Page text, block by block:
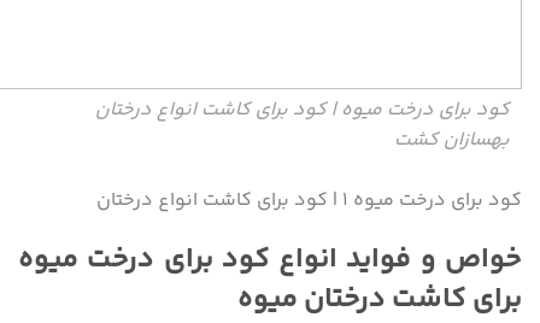
کود برای درخت میوه | کود برای کاشت انواع درختان
بهسازان کشت
کود برای درخت میوه ۱ | کود برای کاشت انواع درختان
خواص و فواید انواع کود برای درخت میوه
برای کاشت درختان میوه